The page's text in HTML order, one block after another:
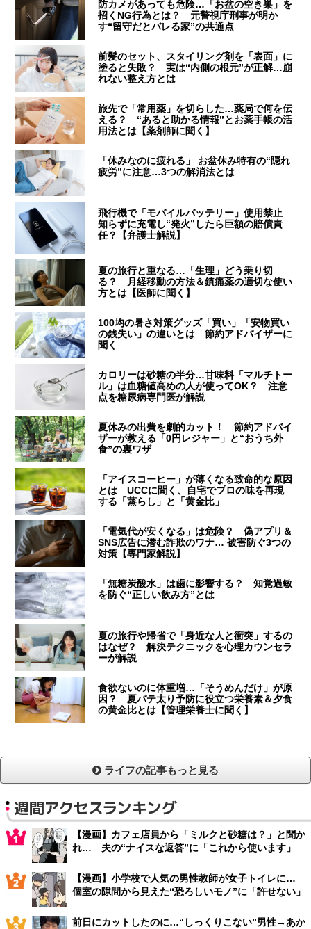
防カメがあっても危険…「お盆の空き巣」を
招くNG行為とは？ 元警視庁刑事が明か
す“留守だとバレる家”の共通点
前髪のセット、スタイリング剤を「表面」に
塗ると失敗？ 実は“内側の根元”が正解…崩
れない整え方とは
旅先で「常用薬」を切らした…薬局で何を伝
える？ “あると助かる情報”とお薬手帳の活
用法とは【薬剤師に聞く】
「休みなのに疲れる」 お盆休み特有の“隠れ
疲労”に注意…3つの解消法とは
飛行機で「モバイルバッテリー」使用禁止
知らずに充電し“発火”したら巨額の賠償責
任？【弁護士解説】
夏の旅行と重なる…「生理」どう乗り切
る？ 月経移動の方法＆鎮痛薬の適切な使い
方とは【医師に聞く】
100均の暑さ対策グッズ「買い」「安物買い
の銭失い」の違いとは 節約アドバイザーに
聞く
カロリーは砂糖の半分…甘味料「マルチトー
ル」は血糖値高めの人が使ってOK？ 注意
点を糖尿病専門医が解説
夏休みの出費を劇的カット！ 節約アドバイ
ザーが教える「0円レジャー」と“おうち外
食”の裏ワザ
「アイスコーヒー」が薄くなる致命的な原因
とは UCCに聞く、自宅でプロの味を再現
する「蒸らし」と「黄金比」
「電気代が安くなる」は危険？ 偽アプリ＆
SNS広告に潜む詐欺のワナ… 被害防ぐ3つの
対策【専門家解説】
「無糖炭酸水」は歯に影響する？ 知覚過敏
を防ぐ“正しい飲み方”とは
夏の旅行や帰省で「身近な人と衝突」するの
はなぜ？ 解決テクニックを心理カウンセラ
ーが解説
食欲ないのに体重増…「そうめんだけ」が原
因？ 夏バテ太り予防に役立つ栄養素＆夕食
の黄金比とは【管理栄養士に聞く】
ライフの記事もっと見る
週間アクセスランキング
【漫画】カフェ店員から「ミルクと砂糖は？」と聞か
れ… 夫の“ナイスな返答”に「これから使います」
【漫画】小学校で人気の男性教師が女子トイレに…
個室の隙間から見えた“恐ろしいモノ”に「許せない」
前日にカットしたのに…“しっくりこない”男性→あか